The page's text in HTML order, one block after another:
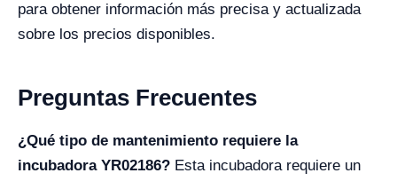
para obtener información más precisa y actualizada
sobre los precios disponibles.
Preguntas Frecuentes
¿Qué tipo de mantenimiento requiere la
incubadora YR02186? Esta incubadora requiere un